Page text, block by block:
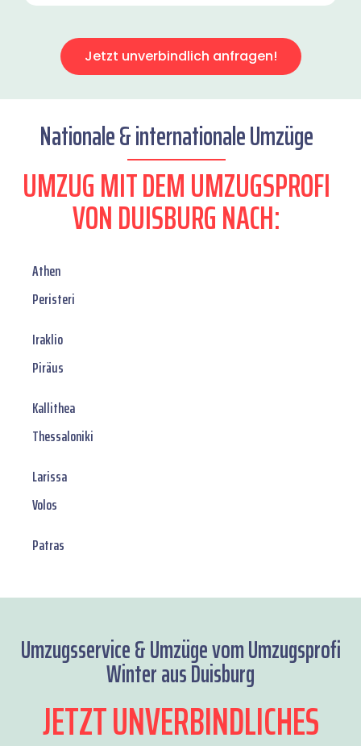
Jetzt unverbindlich anfragen!
Nationale & internationale Umzüge
UMZUG MIT DEM UMZUGSPROFI
VON DUISBURG NACH:
Athen
Peristeri
Iraklio
Piräus
Kallithea
Thessaloniki
Larissa
Volos
Patras
Umzugsservice & Umzüge vom Umzugsprofi
Winter aus Duisburg
JETZT UNVERBINDLICHES